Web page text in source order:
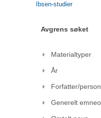
Ibsen-studier
Avgrens søket
Materialtyper
År
Forfatter/person
Generelt